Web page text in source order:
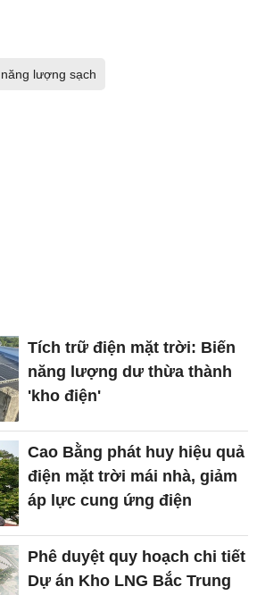
năng lượng sạch
Tích trữ điện mặt trời: Biến
năng lượng dư thừa thành
'kho điện'
Cao Bằng phát huy hiệu quả
điện mặt trời mái nhà, giảm
áp lực cung ứng điện
Phê duyệt quy hoạch chi tiết
Dự án Kho LNG Bắc Trung